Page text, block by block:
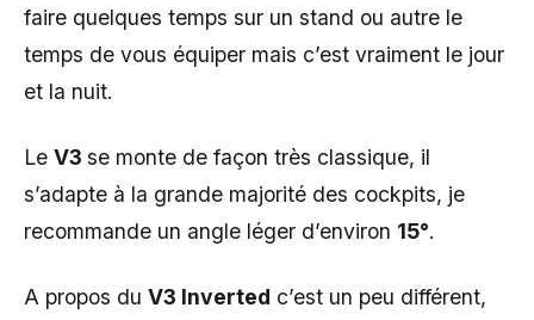
faire quelques temps sur un stand ou autre le
temps de vous équiper mais c’est vraiment le jour
et la nuit.
Le V3 se monte de façon très classique, il
s’adapte à la grande majorité des cockpits, je
recommande un angle léger d’environ 15°.
A propos du V3 Inverted c’est un peu différent,